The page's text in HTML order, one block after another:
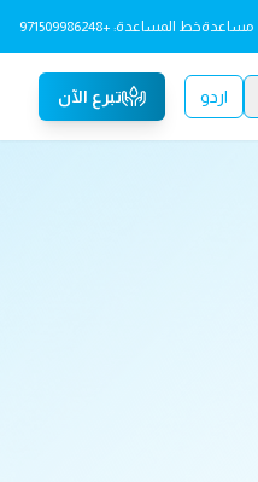
مساعدةخط المساعدة: +971509986248
اردو تبرع الآن